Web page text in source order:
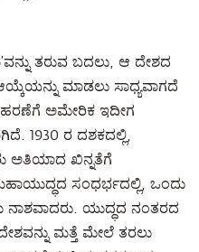
ತರುವ ಬದಲು, ಆ ದೇಶದ
ಮಾಡಲು ಸಾಧ್ಯವಾಗದೆ
ಅಮೇರಿಕ ಇದೀಗ
1930 ರ ದಶಕದಲ್ಲಿ,
ಅತಿಯಾದ ಖಿನ್ನತೆಗೆ
ಸಂಧರ್ಭದಲ್ಲಿ, ಒಂದು
ನಾಶವಾದರು. ಯುದ್ಧದ ನಂತರದ
ಮತ್ತೆ ಮೇಲೆ ತರಲು